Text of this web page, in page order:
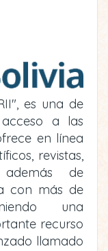
es una de
a las
en línea
revistas,
de
con más de
una
recurso
llamado